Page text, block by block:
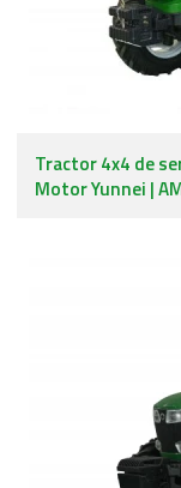
Tractor 4x4 de
Motor Yunnei |